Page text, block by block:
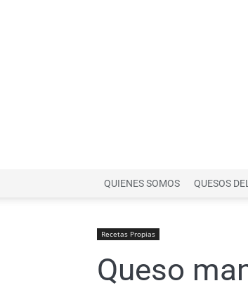
QUIENES SOMOS QUESOS
Recetas Propias
Queso